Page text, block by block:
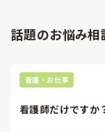
話題のお悩み相
看護・お仕事
看護師だけですか